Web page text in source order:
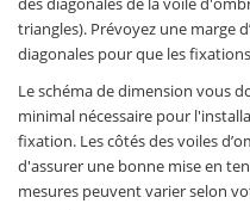
triangles). Prévoyez une marge
diagonales pour que les
Le schéma de dimension vous
minimal nécessaire pour
fixation. Les côtés des voiles
d'assurer une bonne mise en
mesures peuvent varier selon